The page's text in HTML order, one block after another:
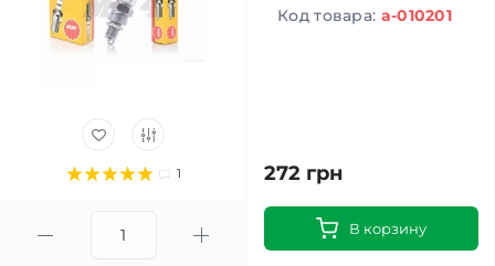
1
Код товара: a-010201
272 грн
В корзину